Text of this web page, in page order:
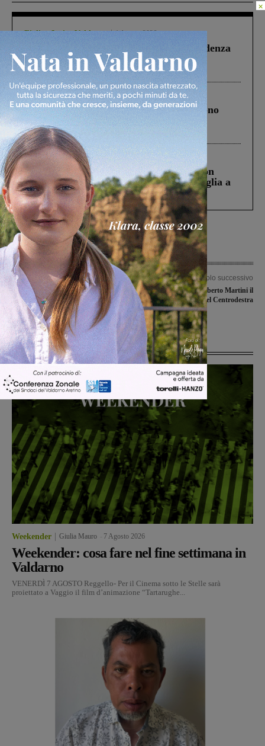
Figline Incisa Valdarno 1 Agosto 2026
Piscina di Figline finanziata oltre la scadenza
Pnrr, il gruppo di Fratelli d’Italia: “Un
ringraziamento al Governo”
Cronaca 4 Agosto 2026
Un anno fa la strage in A1 in cui morirono
Gianni, Giulia e Franco. Lo schianto, il
processo, lo stop ai sorpassi fra tir....
Cronaca 3 Agosto 2026
Scomparso da una struttura di Castiglion
Fiorentino l’uomo che aveva ucciso la figlia a
Levane nel 2020
Articolo precedente
In Prima e Seconda categoria si
giocano le partite della ventottesima
giornata
Articolo successivo
Elezioni, è Roberto Martini il
candidato a sindaco del Centrodestra
Ultime Notizie
Weekender Giulia Mauro 7 Agosto 2026
Weekender: cosa fare nel fine settimana in
Valdarno
VENERDÌ 7 AGOSTO Reggello- Per il Cinema sotto le Stelle sarà
proiettato a Vaggio il film d’animazione “Tartarughe...
×